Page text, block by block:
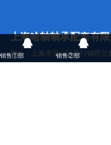
销售①部 销售②部
上海哈轴轴承配套有
地址：上海市宝山区庙行镇呼兰